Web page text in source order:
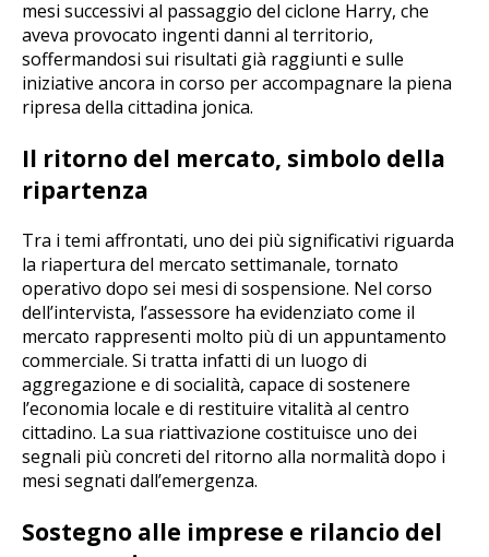
mesi successivi al passaggio del ciclone Harry, che
aveva provocato ingenti danni al territorio,
soffermandosi sui risultati già raggiunti e sulle
iniziative ancora in corso per accompagnare la piena
ripresa della cittadina jonica.
Il ritorno del mercato, simbolo della
ripartenza
Tra i temi affrontati, uno dei più significativi riguarda
la riapertura del mercato settimanale, tornato
operativo dopo sei mesi di sospensione. Nel corso
dell’intervista, l’assessore ha evidenziato come il
mercato rappresenti molto più di un appuntamento
commerciale. Si tratta infatti di un luogo di
aggregazione e di socialità, capace di sostenere
l’economia locale e di restituire vitalità al centro
cittadino. La sua riattivazione costituisce uno dei
segnali più concreti del ritorno alla normalità dopo i
mesi segnati dall’emergenza.
Sostegno alle imprese e rilancio del